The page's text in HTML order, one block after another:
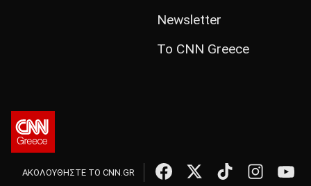
Newsletter
Το CNN Greece
ΑΚΟΛΟΥΘΗΣΤΕ ΤΟ CNN.GR